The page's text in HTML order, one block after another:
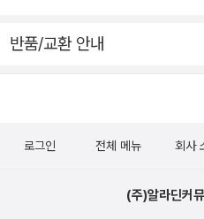
연하던 것에 대한 정의가 확실해
럼 유명 작가의 말을 빌림
소설,
툰, 웹소설과 같은 매체를 전혀
나온 신간이라 절판 된 책은 쉽
다룬 장편소설이다. 성이 중세에
을 매장한 건물과 비슷해서 ‘흑
작품에 오구리 무시타로의 탐
식한 인물이다. 그는 자신이 아
많아서 한번 말하기 시작하면 장
반품/교환 안내
로그인 전체 메뉴 회사
(주)알라딘커